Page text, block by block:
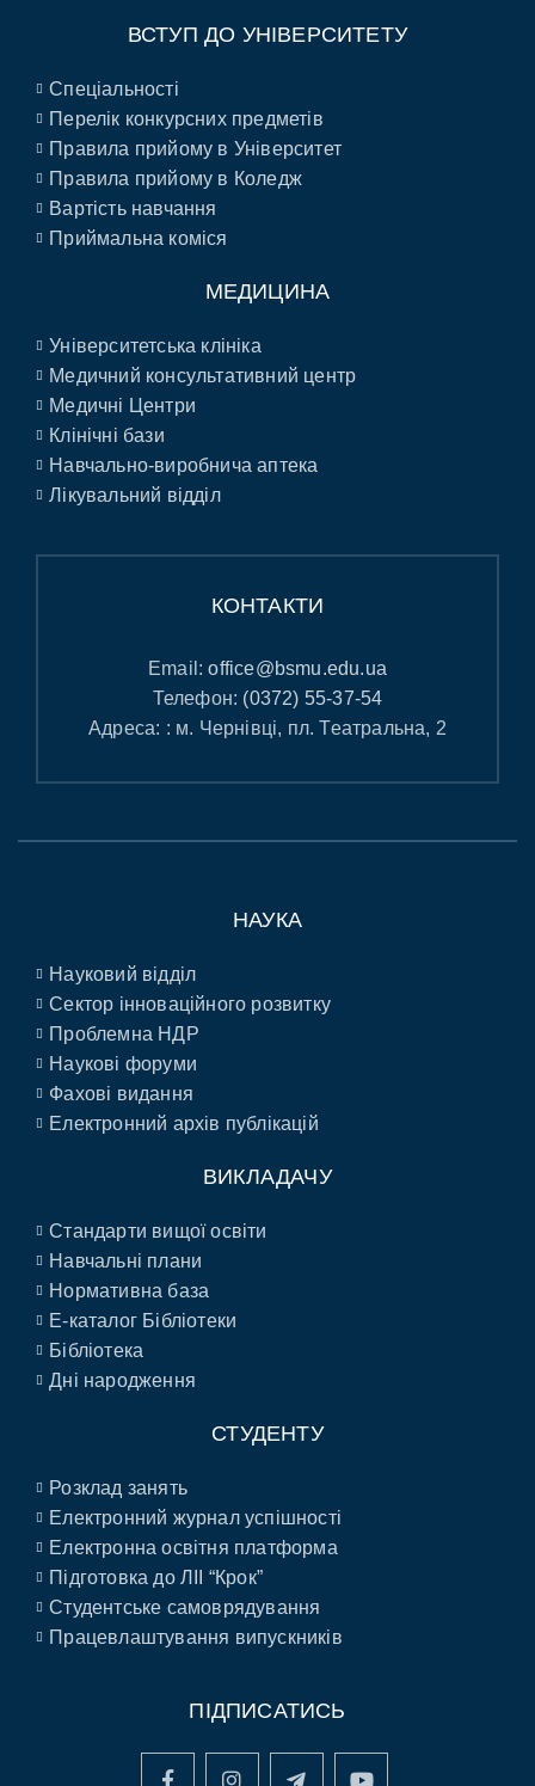
ВСТУП ДО УНІВЕРСИТЕТУ
Спеціальності
Перелік конкурсних предметів
Правила прийому в Університет
Правила прийому в Коледж
Вартість навчання
Приймальна коміся
МЕДИЦИНА
Університетська клініка
Медичний консультативний центр
Медичні Центри
Клінічні бази
Навчально-виробнича аптека
Лікувальний відділ
КОНТАКТИ
Email:office@bsmu.edu.ua
Телефон: (0372) 55-37-54
Адреса: : м. Чернівці, пл. Театральна, 2
НАУКА
Науковий відділ
Сектор інноваційного розвитку
Проблемна НДР
Наукові форуми
Фахові видання
Електронний архів публікацій
ВИКЛАДАЧУ
Стандарти вищої освіти
Навчальні плани
Нормативна база
E-каталог Бібліотеки
Бібліотека
Дні народження
СТУДЕНТУ
Розклад занять
Електронний журнал успішності
Електронна освітня платформа
Підготовка до ЛІІ “Крок”
Студентське самоврядування
Працевлаштування випускників
ПІДПИСАТИСЬ